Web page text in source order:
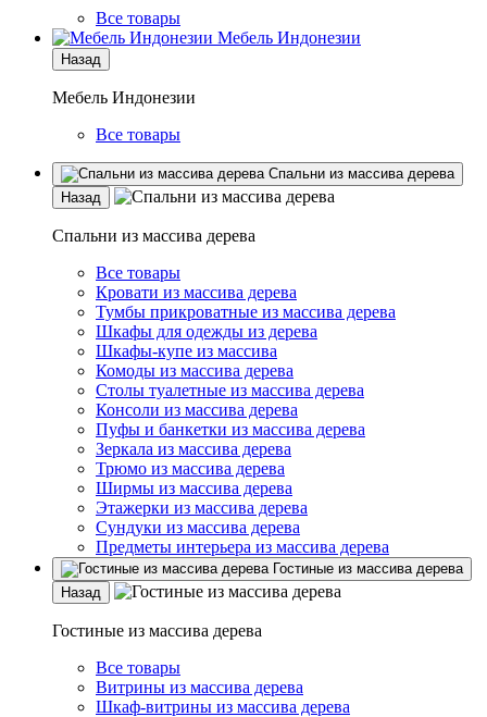
Все товары
Мебель Индонезии
Назад
Мебель Индонезии
Все товары
Спальни из массива дерева
Назад
Спальни из массива дерева
Все товары
Кровати из массива дерева
Тумбы прикроватные из массива дерева
Шкафы для одежды из дерева
Шкафы-купе из массива
Комоды из массива дерева
Столы туалетные из массива дерева
Консоли из массива дерева
Пуфы и банкетки из массива дерева
Зеркала из массива дерева
Трюмо из массива дерева
Ширмы из массива дерева
Этажерки из массива дерева
Сундуки из массива дерева
Предметы интерьера из массива дерева
Гостиные из массива дерева
Назад
Гостиные из массива дерева
Все товары
Витрины из массива дерева
Шкаф-витрины из массива дерева